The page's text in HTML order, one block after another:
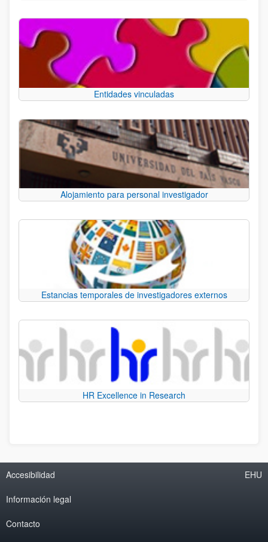
Entidades vinculadas
Alojamiento para personal investigador
Estancias temporales de investigadores externos
HR Excellence in Research
Accesibilidad
Información legal
Contacto
EHU